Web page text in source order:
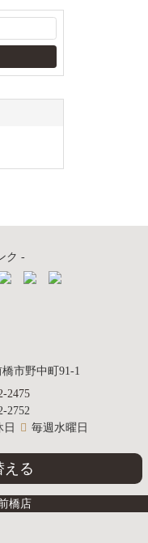
ク -
局
橋市野中町91-1
2475
2752
日 毎週水曜日
える
橋店